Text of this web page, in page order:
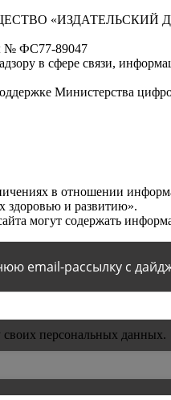
«ИЗДАТЕЛЬСКИЙ
№ ФС77-89047
в сфере связи,
Министерства
в отношении
и развитию».
могут содержать
email-рассылку с
своих персональных данных.